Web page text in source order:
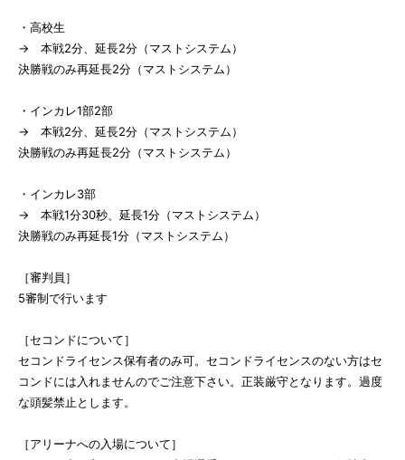
・高校生
→ 本戦2分、延長2分（マストシステム）
決勝戦のみ再延長2分（マストシステム）
・インカレ1部2部
→ 本戦2分、延長2分（マストシステム）
決勝戦のみ再延長2分（マストシステム）
・インカレ3部
→ 本戦1分30秒、延長1分（マストシステム）
決勝戦のみ再延長1分（マストシステム）
［審判員］
5審制で行います
［セコンドについて］
セコンドライセンス保有者のみ可。セコンドライセンスのない方はセ
コンドには入れませんのでご注意下さい。正装厳守となります。過度
な頭髪禁止とします。
［アリーナへの入場について］